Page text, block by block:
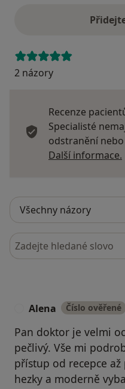
2 názory
Recenze
Specialisté
odstranění
Další informace.
Hledejte v názorech
Alena Číslo ověřené
Pan doktor je velmi
pečlivý. Vše mi
přístup od recepce
hezky a moderně